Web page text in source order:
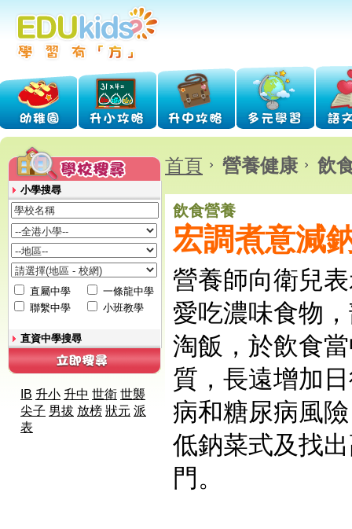
小學搜尋
直屬中學
一條龍中學
聯繫中學
小班教學
直資中學搜尋
IB 升小 升中 世衛 世襲
尖子 男拔 放榜 狀元 派
表
首頁 營養健康 飲
飲食營養
宏調煮意減
營養師向衛兒
愛吃濃味食物
淘飯，於飲食
質，長遠增加
病和糖尿病風
低鈉菜式及找
門。